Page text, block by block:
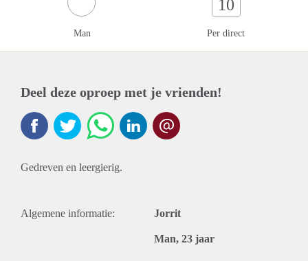
Man
10
Per direct
Deel deze oproep met je vrienden!
Gedreven en leergierig.
Algemene informatie: Jorrit
Man, 23 jaar